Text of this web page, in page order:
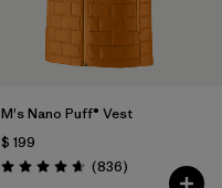
M's Nano Puff® Vest
$ 199
Valoración: 4.7 / 5
(836Comentarios
)